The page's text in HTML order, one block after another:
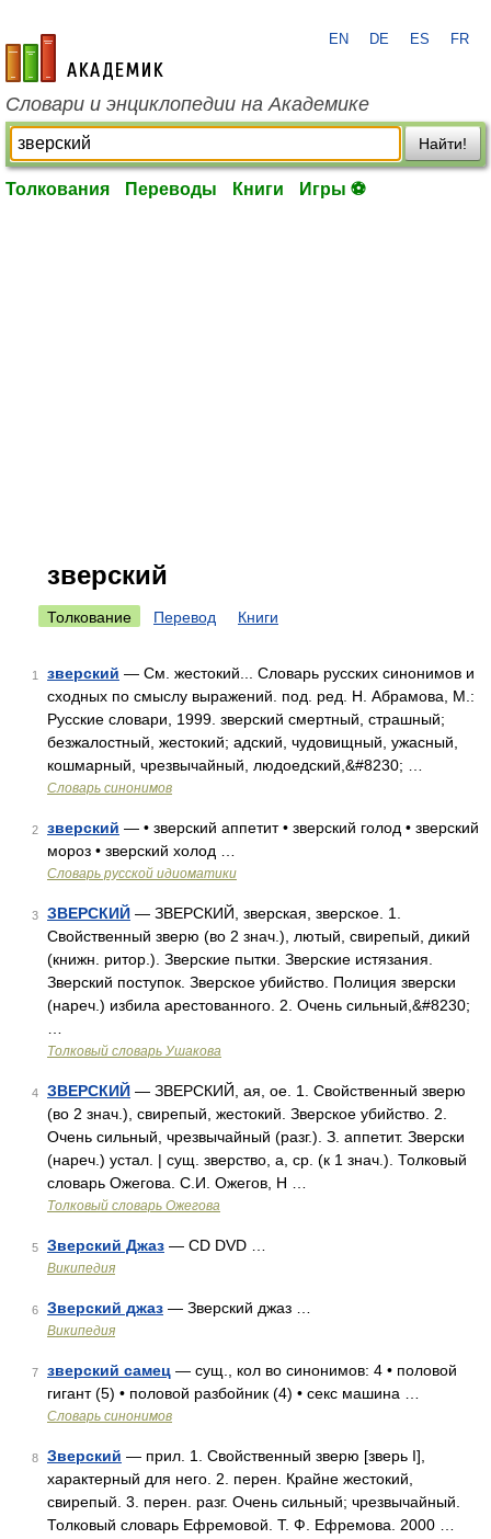
academic.ru
EN DE ES FR
Словари и энциклопедии на Академике
Найти!
Толкования Переводы Книги Игры ⚽
зверский
Толкование Перевод Книги
1 зверский — См. жестокий... Словарь русских синонимов и
сходных по смыслу выражений. под. ред. Н. Абрамова, М.:
Русские словари, 1999. зверский смертный, страшный;
безжалостный, жестокий; адский, чудовищный, ужасный,
кошмарный, чрезвычайный, людоедский,&#8230; …
Словарь синонимов
2 зверский — • зверский аппетит • зверский голод • зверский
мороз • зверский холод …
Словарь русской идиоматики
3 ЗВЕРСКИЙ — ЗВЕРСКИЙ, зверская, зверское. 1.
Свойственный зверю (во 2 знач.), лютый, свирепый, дикий
(книжн. ритор.). Зверские пытки. Зверские истязания.
Зверский поступок. Зверское убийство. Полиция зверски
(нареч.) избила арестованного. 2. Очень сильный,&#8230;
Толковый словарь Ушакова
4 ЗВЕРСКИЙ — ЗВЕРСКИЙ, ая, ое. 1. Свойственный зверю
(во 2 знач.), свирепый, жестокий. Зверское убийство. 2.
Очень сильный, чрезвычайный (разг.). З. аппетит. Зверски
(нареч.) устал. | сущ. зверство, а, ср. (к 1 знач.). Толковый
словарь Ожегова. С.И. Ожегов, Н …
Толковый словарь Ожегова
5 Зверский Джаз — CD DVD …
Википедия
6 Зверский джаз — Зверский джаз …
Википедия
7 зверский самец — сущ., кол во синонимов: 4 • половой
гигант (5) • половой разбойник (4) • секс машина …
Словарь синонимов
8 Зверский — прил. 1. Свойственный зверю [зверь I],
характерный для него. 2. перен. Крайне жестокий,
свирепый. 3. перен. разг. Очень сильный; чрезвычайный.
Толковый словарь Ефремовой. Т. Ф. Ефремова. 2000 …